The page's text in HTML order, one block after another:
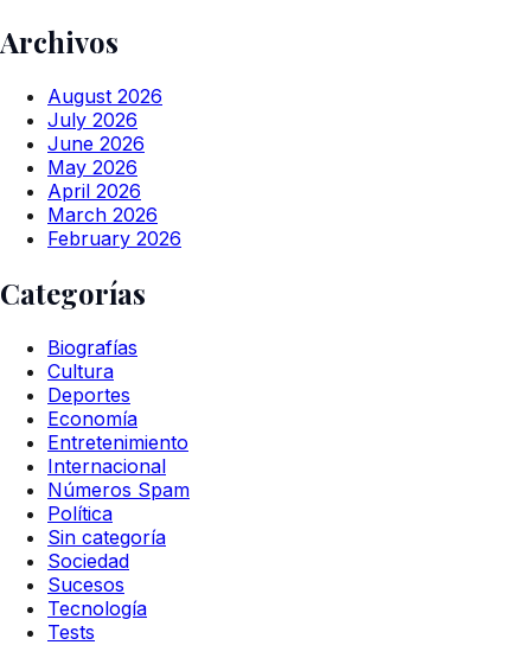
Archivos
August 2026
July 2026
June 2026
May 2026
April 2026
March 2026
February 2026
Categorías
Biografías
Cultura
Deportes
Economía
Entretenimiento
Internacional
Números Spam
Política
Sin categoría
Sociedad
Sucesos
Tecnología
Tests